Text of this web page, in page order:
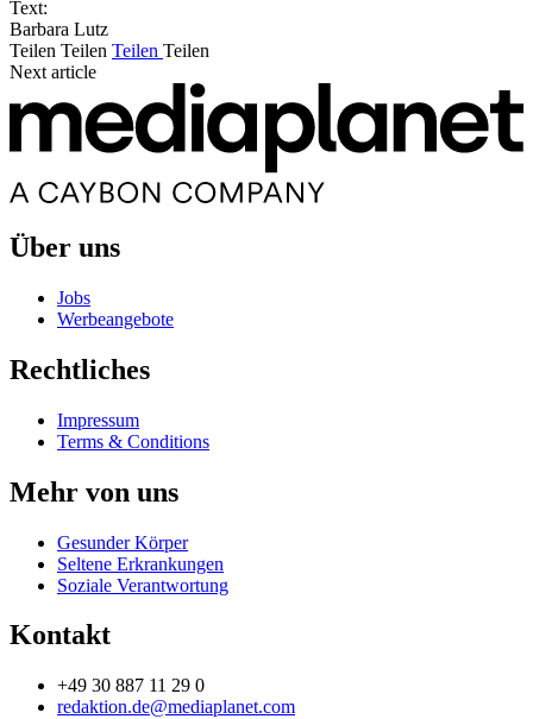
Text:
Barbara Lutz
Teilen Teilen Teilen Teilen
Next article
Über uns
Jobs
Werbeangebote
Rechtliches
Impressum
Terms & Conditions
Mehr von uns
Gesunder Körper
Seltene Erkrankungen
Soziale Verantwortung
Kontakt
+49 30 887 11 29 0
redaktion.de@mediaplanet.com